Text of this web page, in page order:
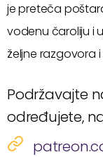
je preteča
vodenu čaroliju i
željne razgovora
Podržavajte
određujete,